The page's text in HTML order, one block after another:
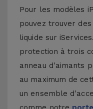
Pour les modèles
pouvez trouver
liquide sur
protection à trois
anneau d'aimants
au maximum de
un ensemble